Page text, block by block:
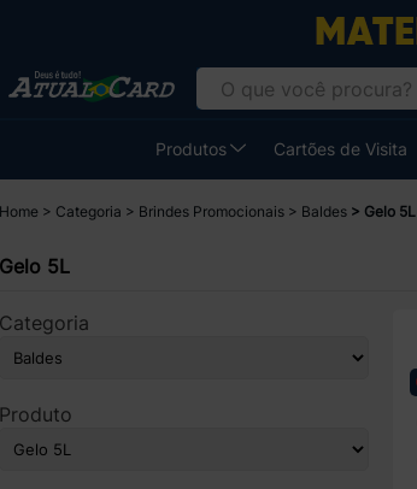
Produtos Cartões de Visita
Home Categoria Brindes Promocionais Baldes Gelo 5L
Gelo 5L
Categoria
Produto